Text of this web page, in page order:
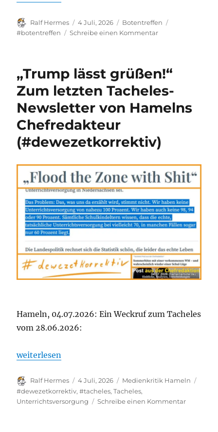
Autor
Ralf Hermes
Veröffentlicht
am
4 Juli, 2026 Kategorien
Botentreffen
#botentreffen
Schreibe einen Kommentarzu
den
„Trump lässt grüßen!“
Zum letzten Tacheles-
Newsletter von Hamelns
Chefredakteur
(#dewezetkorrektiv)
Hameln, 04.07.2026: Ein Weckruf zum Tacheles
vom 28.06.2026:
„„Trump lässt grüßen!“ Zum letzten Tacheles-
weiterlesen
Autor
Ralf Hermes
Veröffentlicht
am
4 Juli, 2026 Kategorien
Medienkritik Hameln
#dewezetkorrektiv,#tacheles,Tacheles,
Unterrichtsversorgung
Schreibe einen Kommentarzu